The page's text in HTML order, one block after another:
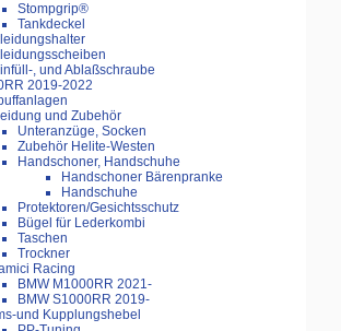
Stompgrip®
Tankdeckel
, und Ablaßschraube
2019-2022
und Zubehör
Unteranzüge, Socken
Zubehör Helite-Westen
Handschoner, Handschuhe
Handschoner Bärenpranke
Handschuhe
Protektoren/Gesichtsschutz
Bügel für Lederkombi
Taschen
Trockner
Racing
BMW M1000RR 2021-
BMW S1000RR 2019-
und Kupplungshebel